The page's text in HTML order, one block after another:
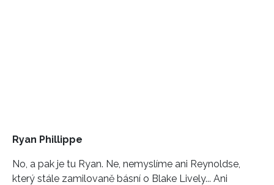
Ryan Phillippe
No, a pak je tu Ryan. Ne, nemyslíme ani Reynoldse,
který stále zamilovaně básní o Blake Lively... Ani